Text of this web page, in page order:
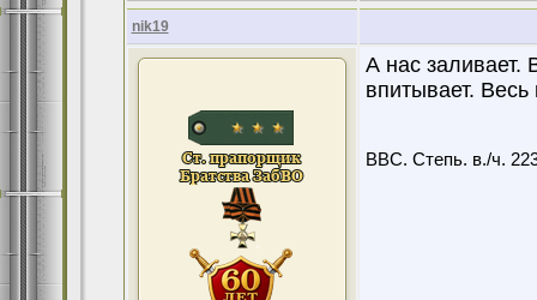
nik19
А нас заливает.
впитывает.
ВВС. Степь. в./ч.